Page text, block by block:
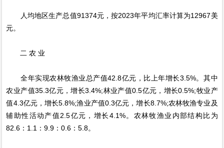
人均地区生产总值91374元，按2023年平均汇率计算为12967美
元。
二 农 业
全年实现农林牧渔业总产值42.8亿元，比上年增长3.5%。其中
农业产值35.3亿元，增长3.4%;林业产值0.5亿元，增长0.5%;牧业产
值4.3亿元，增长5.8%;渔业产值0.3亿元，增长8.7%;农林牧渔专业及
辅助性活动产值2.5亿元，增长4.1%。农林牧渔业内部结构比为
82.6：1.1：9.9：0.6：5.8。